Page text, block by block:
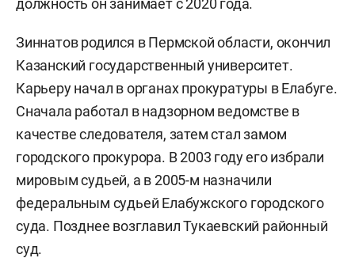
Зиннатов родился в Пермской области, окончил
Казанский государственный университет.
Карьеру начал в органах прокуратуры в Елабуге.
Сначала работал в надзорном ведомстве в
качестве следователя, затем стал замом
городского прокурора. В 2003 году его избрали
мировым судьей, а в 2005-м назначили
федеральным судьей Елабужского городского
суда. Позднее возглавил Тукаевский районный
суд.